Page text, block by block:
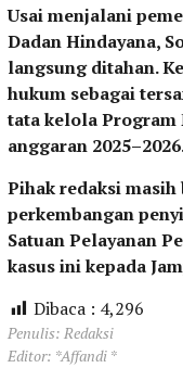
Usai menjalani
Dadan Hindayana,
langsung ditahan.
hukum sebagai
tata kelola Program
anggaran
Pihak redaksi
perkembangan
Satuan Pelayanan
kasus ini kepada
Dibaca : 4,296
Penulis: Redaksi
Editor: *Affandi *